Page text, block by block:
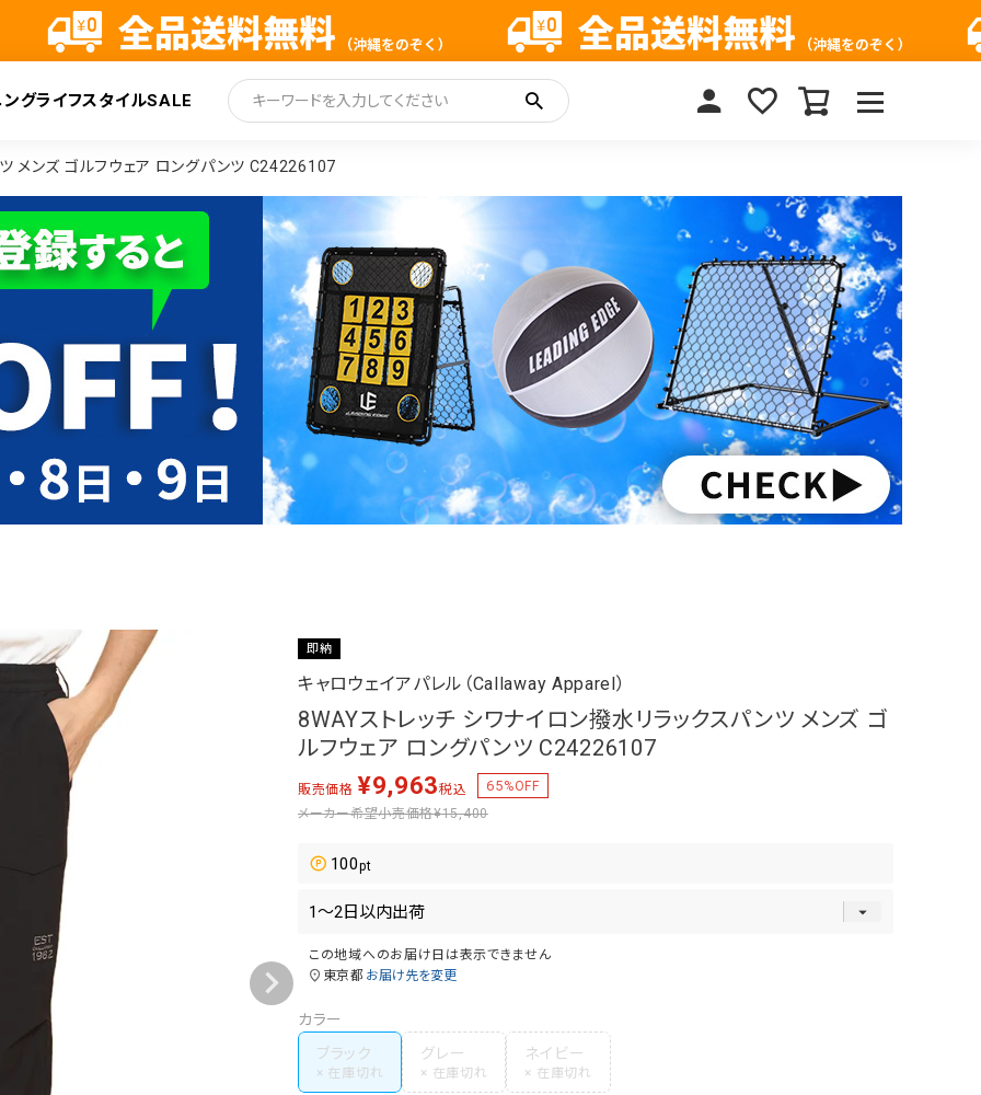
ングライフスタイルSALE
メンズ ゴルフウェア ロングパンツ C24226107
即納
キャロウェイアパレル（Callaway Apparel）
8WAYストレッチ シワナイロン撥水リラックスパンツ メンズ ゴ
ルフウェア ロングパンツ C24226107
販売価格 ¥9,963税込 65%OFF
メーカー希望小売価格¥15,400
100
この地域へのお届け日は表示できません
東京都 お届け先を変更
カラー
ブラック
グレー ネイビー